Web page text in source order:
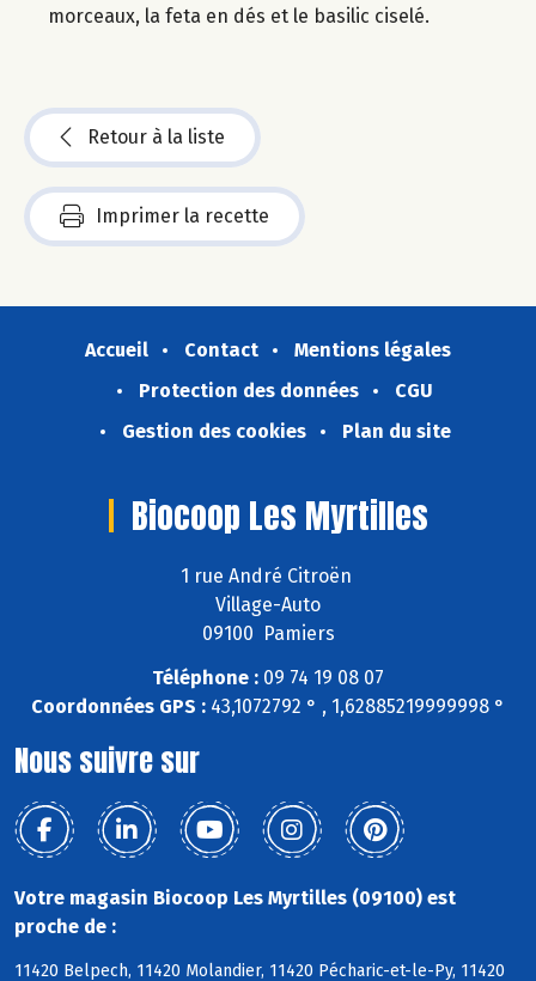
morceaux, la feta en dés et le basilic ciselé.
Retour à la liste
Imprimer la recette
Accueil Contact
Mentions légales
Protection des données
CGU
Gestion des cookies
Plan du site
Biocoop Les Myrtilles
1 rue André Citroën
Village-Auto
09100 Pamiers
Téléphone : 09 74 19 08 07
Coordonnées GPS : 43,1072792 ° , 1,62885219999998 °
Nous suivre sur
Votre magasin Biocoop Les Myrtilles (09100) est
proche de :
11420 Belpech, 11420 Molandier, 11420 Pécharic-et-le-Py, 11420